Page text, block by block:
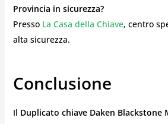
Provincia in sicurezza?
Presso La Casa della Chiave, centro
alta sicurezza.
Conclusione
Il Duplicato chiave Daken Blackstone